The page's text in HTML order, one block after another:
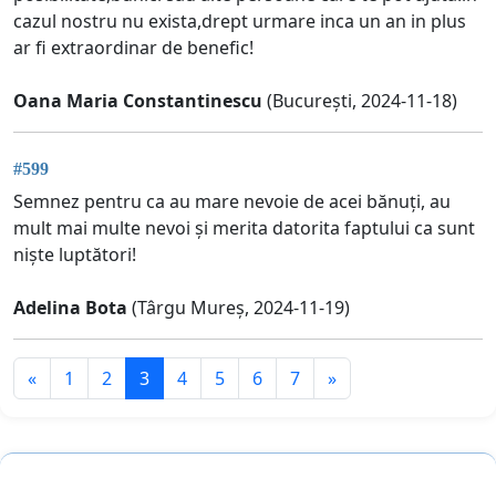
cazul nostru nu exista,drept urmare inca un an in plus
ar fi extraordinar de benefic!
Oana Maria Constantinescu (București, 2024-11-18)
#599
Semnez pentru ca au mare nevoie de acei bănuți, au
mult mai multe nevoi și merita datorita faptului ca sunt
niște luptători!
Adelina Bota (Târgu Mureș, 2024-11-19)
« 1 2 3 4 5 6 7 »